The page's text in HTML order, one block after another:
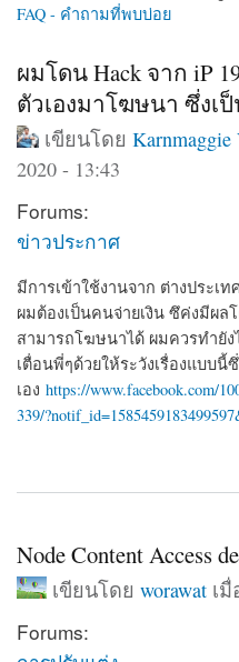
FAQ - คำถามที่พบบ่อย
ผมโดน Hack จาก iP
ตัวเองมาโฆษนา ซึ่งเ
เขียนโดย
2020 - 13:43
Forums:
ข่าวประกาศ
มีการเข้าใช้งานจาก ต่างประเ
ผมต้องเป็นคนจ่ายเงิน ซึค่งมีผล
สามารถโฆษนาได้ ผมควรทำยั
เตื่อนพี่ๆด้วยให้ระวังเรื่องแบบ
เอง https://www.facebook.com/
339/
about ผมโดน Hack จาก
เองมาโฆษน
Node Content Access
เขียนโดย worawatเมื่
Forums: